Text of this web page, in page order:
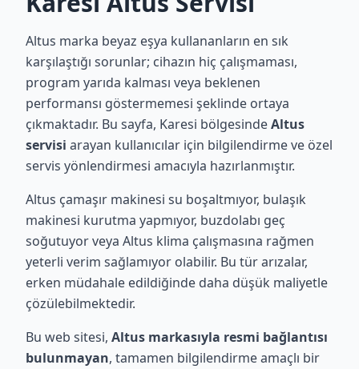
Altus marka beyaz eşya kullananların en sık
karşılaştığı sorunlar; cihazın hiç çalışmaması,
program yarıda kalması veya beklenen
performansı göstermemesi şeklinde ortaya
çıkmaktadır. Bu sayfa, Karesi bölgesindeAltus
servisi arayan kullanıcılar için bilgilendirme ve özel
servis yönlendirmesi amacıyla hazırlanmıştır.
Altus çamaşır makinesi su boşaltmıyor, bulaşık
makinesi kurutma yapmıyor, buzdolabı geç
soğutuyor veya Altus klima çalışmasına rağmen
yeterli verim sağlamıyor olabilir. Bu tür arızalar,
erken müdahale edildiğinde daha düşük maliyetle
çözülebilmektedir.
Bu web sitesi, Altus markasıyla resmi bağlantısı
bulunmayan, tamamen bilgilendirme amaçlı bir